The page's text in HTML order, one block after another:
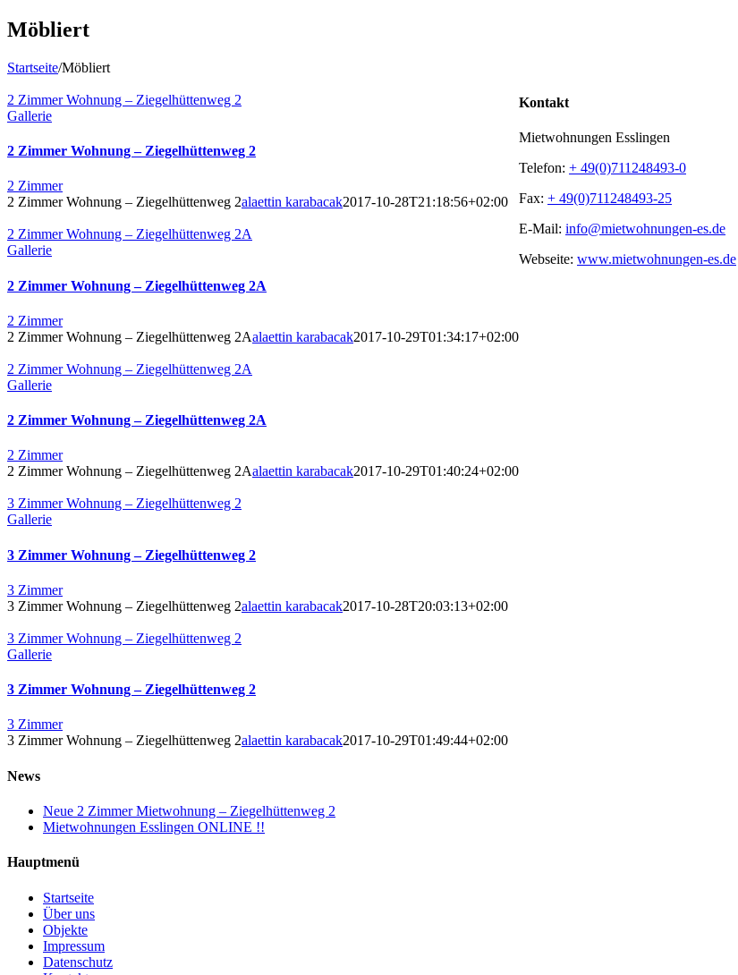
Möbliert
Startseite/Möbliert
2 Zimmer Wohnung – Ziegelhüttenweg 2
Gallerie
2 Zimmer Wohnung – Ziegelhüttenweg 2
2 Zimmer
2 Zimmer Wohnung – Ziegelhüttenweg 2alaettin karabacak2017-10-28T21:18:56+02:00
2 Zimmer Wohnung – Ziegelhüttenweg 2A
Gallerie
2 Zimmer Wohnung – Ziegelhüttenweg 2A
2 Zimmer
2 Zimmer Wohnung – Ziegelhüttenweg 2Aalaettin karabacak2017-10-29T01:34:17+02:00
2 Zimmer Wohnung – Ziegelhüttenweg 2A
Gallerie
2 Zimmer Wohnung – Ziegelhüttenweg 2A
2 Zimmer
2 Zimmer Wohnung – Ziegelhüttenweg 2Aalaettin karabacak2017-10-29T01:40:24+02:00
3 Zimmer Wohnung – Ziegelhüttenweg 2
Gallerie
3 Zimmer Wohnung – Ziegelhüttenweg 2
3 Zimmer
3 Zimmer Wohnung – Ziegelhüttenweg 2alaettin karabacak2017-10-28T20:03:13+02:00
3 Zimmer Wohnung – Ziegelhüttenweg 2
Gallerie
3 Zimmer Wohnung – Ziegelhüttenweg 2
3 Zimmer
3 Zimmer Wohnung – Ziegelhüttenweg 2alaettin karabacak2017-10-29T01:49:44+02:00
Kontakt
Mietwohnungen Esslingen
Telefon: + 49(0)711248493-0
Fax: + 49(0)711248493-25
E-Mail: info@mietwohnungen-es.de
Webseite: www.mietwohnungen-es.de
News
Neue 2 Zimmer Mietwohnung – Ziegelhüttenweg 2
Mietwohnungen Esslingen ONLINE !!
Hauptmenü
Startseite
Über uns
Objekte
Impressum
Datenschutz